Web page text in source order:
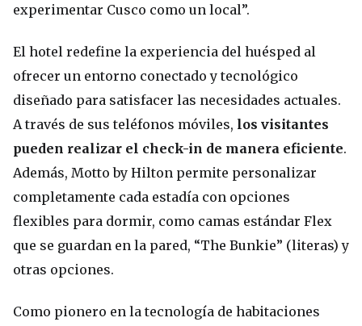
experimentar Cusco como un local”.
El hotel redefine la experiencia del huésped al
ofrecer un entorno conectado y tecnológico
diseñado para satisfacer las necesidades actuales.
A través de sus teléfonos móviles, los visitantes
pueden realizar el check-in de manera eficiente.
Además, Motto by Hilton permite personalizar
completamente cada estadía con opciones
flexibles para dormir, como camas estándar Flex
que se guardan en la pared, “The Bunkie” (literas) y
otras opciones.
Como pionero en la tecnología de habitaciones